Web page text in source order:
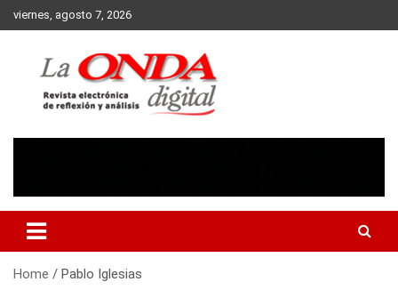
Skip
to
viernes, agosto 7, 2026
Home Pablo Iglesias